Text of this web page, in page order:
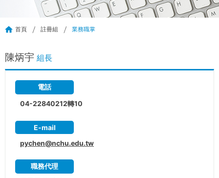
首頁 註冊組 業務職掌
陳炳宇 組長
電話
04-22840212轉10
E-mail
pychen@nchu.edu.tw
職務代理